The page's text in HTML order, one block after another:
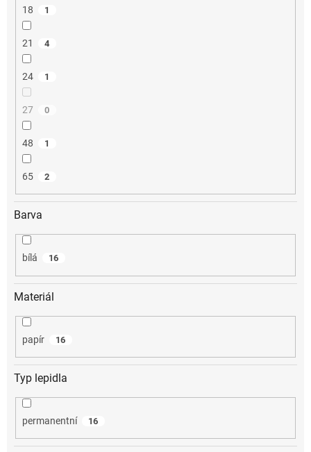
18 1
21 4
24 1
27 0
48 1
65 2
Barva
bílá 16
Materiál
papír 16
Typ lepidla
permanentní 16